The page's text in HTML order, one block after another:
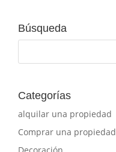
Búsqueda
Categorías
alquilar una propiedad
Comprar una propiedad